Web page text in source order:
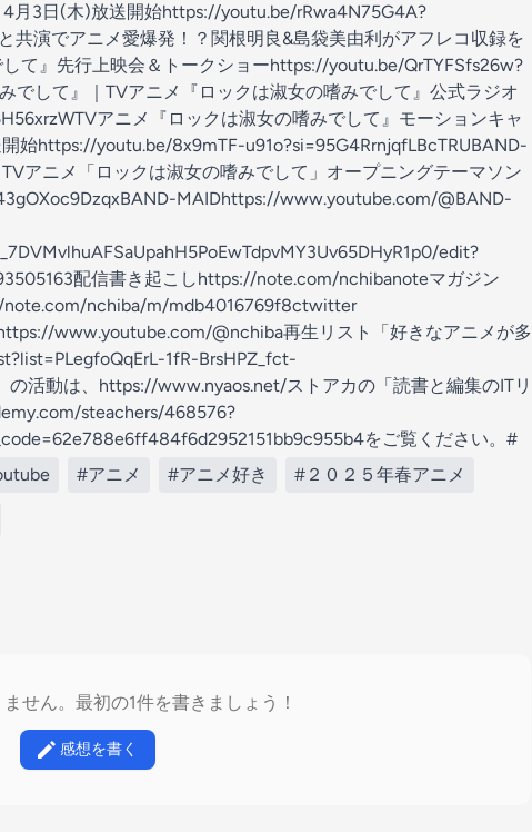
月3日(木)放送開始https://youtu.be/rRwa4N75G4A?
共演でアニメ愛爆発！？関根明良&島袋美由利がアフレコ収録を
て』先行上映会＆トークショーhttps://youtu.be/QrTYFSfs26w?
でして』｜TVアニメ『ロックは淑女の嗜みでして』公式ラジオ
アニメ『ロックは淑女の嗜みでして』モーションキャ
始https://youtu.be/8x9mTF-u91o?si=95G4RrnjqfLBcTRUBAND-
アニメ「ロックは淑女の嗜みでして」オープニングテーマソン
MAIDhttps://www.youtube.com/@BAND-
edit?
配信書き起こしhttps://note.com/nchibanoteマガジン
note.com/nchiba/m/mdb4016769f8ctwitter
www.youtube.com/@nchiba再生リスト「好きなアニメが多
1fR-BrsHPZ_fct-
活動は、https://www.nyaos.net/ストアカの「読書と編集のITリ
steachers/468576?
をご覧ください。#
#アニメ #アニメ好き #２０２５年春アニメ
せん。最初の1件を書きましょう！
感想を書く